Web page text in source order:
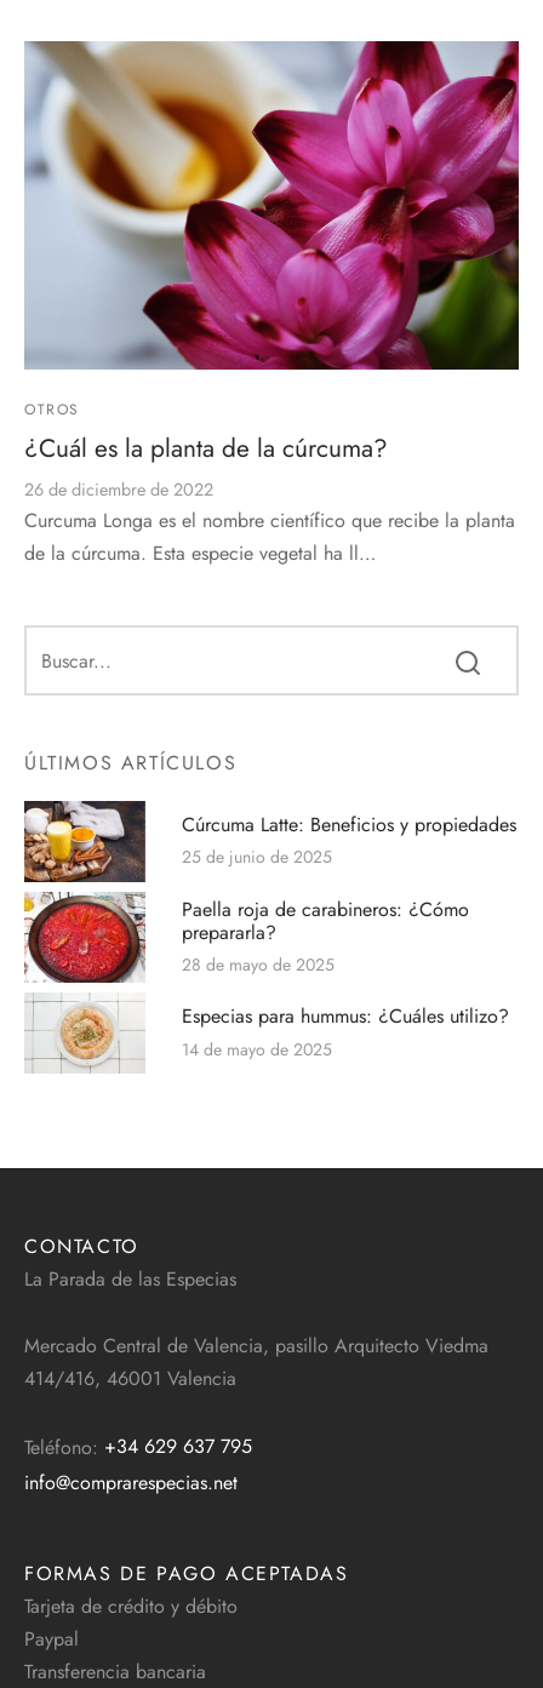
OTROS
¿Cuál es la planta de la cúrcuma?
26 de diciembre de 2022
Curcuma Longa es el nombre científico que recibe la planta
de la cúrcuma. Esta especie vegetal ha ll…
ÚLTIMOS ARTÍCULOS
Cúrcuma Latte: Beneficios y propiedades
25 de junio de 2025
Paella roja de carabineros: ¿Cómo
prepararla?
28 de mayo de 2025
Especias para hummus: ¿Cuáles utilizo?
14 de mayo de 2025
CONTACTO
La Parada de las Especias
Mercado Central de Valencia, pasillo Arquitecto Viedma
414/416, 46001 Valencia
Teléfono: +34 629 637 795
info@comprarespecias.net
FORMAS DE PAGO ACEPTADAS
Tarjeta de crédito y débito
Paypal
Transferencia bancaria